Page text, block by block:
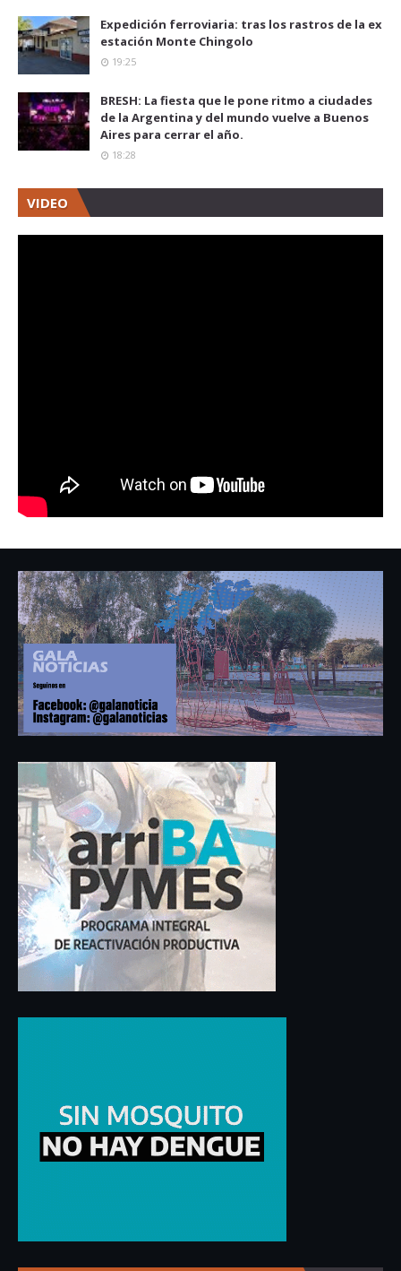
Expedición ferroviaria: tras los rastros de la ex
estación Monte Chingolo
19:25
BRESH: La fiesta que le pone ritmo a ciudades
de la Argentina y del mundo vuelve a Buenos
Aires para cerrar el año.
18:28
VIDEO